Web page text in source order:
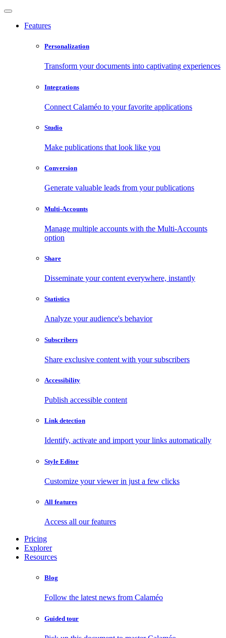
Features
Personalization
Transform your documents into captivating experiences
Integrations
Connect Calaméo to your favorite applications
Studio
Make publications that look like you
Conversion
Generate valuable leads from your publications
Multi-Accounts
Manage multiple accounts with the Multi-Accounts
option
Share
Disseminate your content everywhere, instantly
Statistics
Analyze your audience's behavior
Subscribers
Share exclusive content with your subscribers
Accessibility
Publish accessible content
Link detection
Identify, activate and import your links automatically
Style Editor
Customize your viewer in just a few clicks
All features
Access all our features
Pricing
Explorer
Resources
Blog
Follow the latest news from Calaméo
Guided tour